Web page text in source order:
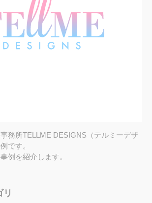
務所TELLME DESIGNS（テルミーデザ
です。
例を紹介します。
リ